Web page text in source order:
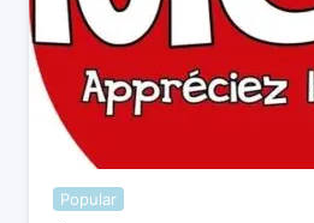
Popular